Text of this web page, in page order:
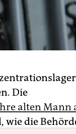
Die
alten Mann
wie die